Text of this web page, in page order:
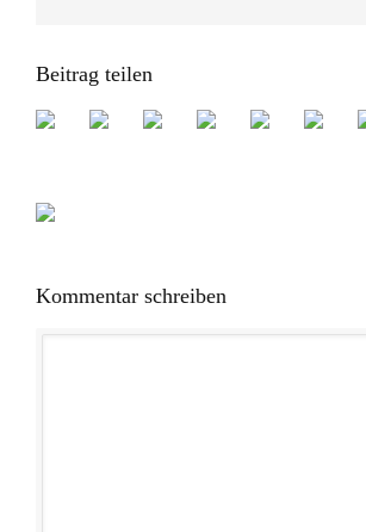
Beitrag teilen
Kommentar schreiben